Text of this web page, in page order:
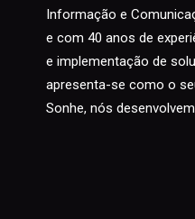
Informação e
e com 40 anos de
e implementação de
apresenta-se como o
Sonhe, nós